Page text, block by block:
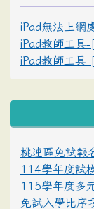
iPad無法上網
iPad教師工具
iPad教師工具
桃連區免試報
114學年度試
115學年度多
免試入學比序